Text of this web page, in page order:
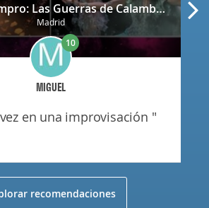
Batallas de Impro: Las Guerras de Calamburia
Madrid
MIGUEL
10
vez en una improvisación "
recomendaciones